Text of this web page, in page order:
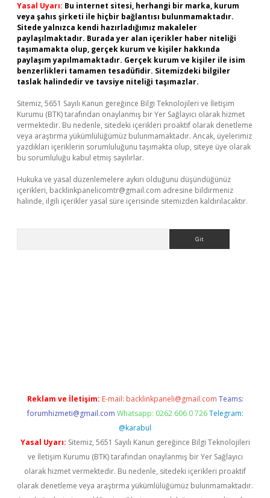
Yasal Uyarı: Bu internet sitesi, herhangi bir marka, kurum
veya şahıs şirketi ile hiçbir bağlantısı bulunmamaktadır.
Sitede yalnızca kendi hazırladığımız makaleler
paylaşılmaktadır. Burada yer alan içerikler haber niteliği
taşımamakta olup, gerçek kurum ve kişiler hakkında
paylaşım yapılmamaktadır. Gerçek kurum ve kişiler ile isim
benzerlikleri tamamen tesadüfidir. Sitemizdeki bilgiler
taslak halindedir ve tavsiye niteliği taşımazlar.
Sitemiz, 5651 Sayılı Kanun gereğince Bilgi Teknolojileri ve İletişim
Kurumu (BTK) tarafından onaylanmış bir Yer Sağlayıcı olarak hizmet
vermektedir. Bu nedenle, sitedeki içerikleri proaktif olarak denetleme
veya araştırma yükümlülüğümüz bulunmamaktadır. Ancak, üyelerimiz
yazdıkları içeriklerin sorumluluğunu taşımakta olup, siteye üye olarak
bu sorumluluğu kabul etmiş sayılırlar.
Hukuka ve yasal düzenlemelere aykırı olduğunu düşündüğünüz
içerikleri, backlinkpanelicomtr@gmail.com adresine bildirmeniz
halinde, ilgili içerikler yasal süre içerisinde sitemizden kaldırılacaktır.
Reklam ve İletişim: E-mail: backlinkpaneli@gmail.com Teams:
forumhizmeti@gmail.com Whatsapp: 0262 606 0 726 Telegram:
@karabul
Yasal Uyarı: Sitemiz, 5651 Sayılı Kanun gereğince Bilgi Teknolojileri
ve İletişim Kurumu (BTK) tarafından onaylanmış bir Yer Sağlayıcı
olarak hizmet vermektedir. Bu nedenle, sitedeki içerikleri proaktif
olarak denetleme veya araştırma yükümlülüğümüz bulunmamaktadır.